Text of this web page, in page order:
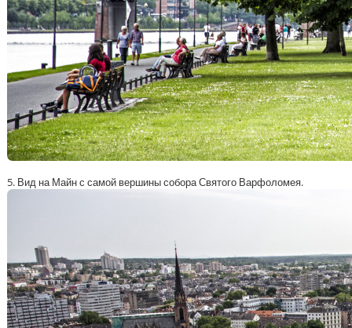
5. Вид на Майн с самой вершины собора Святого Варфоломея.